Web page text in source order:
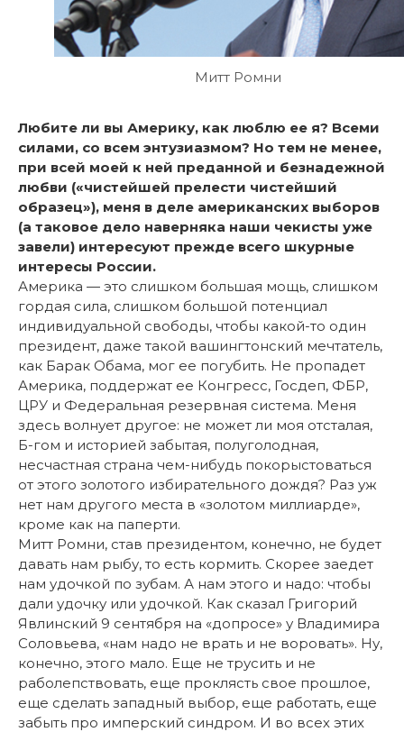
Митт Ромни
Любите ли вы Америку, как люблю ее я? Всеми
силами, со всем энтузиазмом? Но тем не менее,
при всей моей к ней преданной и безнадежной
любви («чистейшей прелести чистейший
образец»), меня в деле американских выборов
(а таковое дело наверняка наши чекисты уже
завели) интересуют прежде всего шкурные
интересы России.
Америка — это слишком большая мощь, слишком
гордая сила, слишком большой потенциал
индивидуальной свободы, чтобы какой-то один
президент, даже такой вашингтонский мечтатель,
как Барак Обама, мог ее погубить. Не пропадет
Америка, поддержат ее Конгресс, Госдеп, ФБР,
ЦРУ и Федеральная резервная система. Меня
здесь волнует другое: не может ли моя отсталая,
Б-гом и историей забытая, полуголодная,
несчастная страна чем-нибудь покорыстоваться
от этого золотого избирательного дождя? Раз уж
нет нам другого места в «золотом миллиарде»,
кроме как на паперти.
Митт Ромни, став президентом, конечно, не будет
давать нам рыбу, то есть кормить. Скорее заедет
нам удочкой по зубам. А нам этого и надо: чтобы
дали удочку или удочкой. Как сказал Григорий
Явлинский 9 сентября на «допросе» у Владимира
Соловьева, «нам надо не врать и не воровать». Ну,
конечно, этого мало. Еще не трусить и не
раболепствовать, еще проклясть свое прошлое,
еще сделать западный выбор, еще работать, еще
забыть про имперский синдром. И во всех этих